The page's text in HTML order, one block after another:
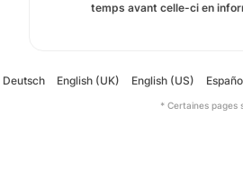
temps avant celle-ci en
Deutsch English (UK) English (US)
* Certaines pages